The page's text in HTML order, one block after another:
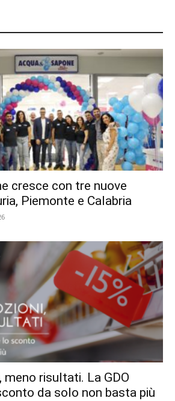
cresce con tre nuove
Piemonte e Calabria
meno risultati. La GDO
da solo non basta più